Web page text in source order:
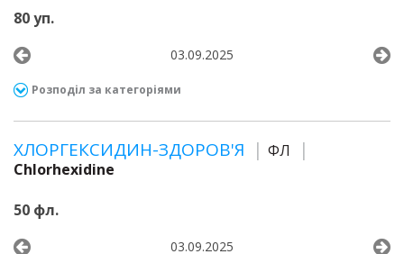
80 уп.
03.09.2025
Розподіл за категоріями
ХЛОРГЕКСИДИН-ЗДОРОВ'Я
ФЛ
Chlorhexidine
50 фл.
03.09.2025